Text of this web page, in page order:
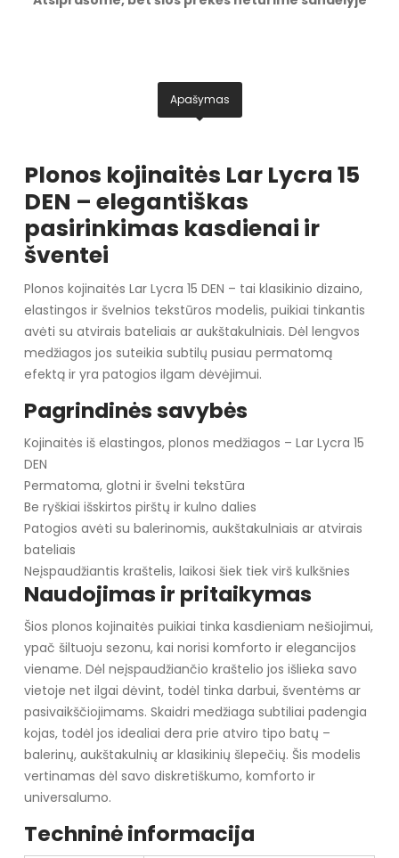
Apašymas
Plonos kojinaitės Lar Lycra 15
DEN – elegantiškas
pasirinkimas kasdienai ir
šventei
Plonos kojinaitės Lar Lycra 15 DEN – tai klasikinio dizaino,
elastingos ir švelnios tekstūros modelis, puikiai tinkantis
avėti su atvirais bateliais ar aukštakulniais. Dėl lengvos
medžiagos jos suteikia subtilų pusiau permatomą
efektą ir yra patogios ilgam dėvėjimui.
Pagrindinės savybės
Kojinaitės iš elastingos, plonos medžiagos – Lar Lycra 15
DEN
Permatoma, glotni ir švelni tekstūra
Be ryškiai išskirtos pirštų ir kulno dalies
Patogios avėti su balerinomis, aukštakulniais ar atvirais
bateliais
Neįspaudžiantis kraštelis, laikosi šiek tiek virš kulkšnies
Naudojimas ir pritaikymas
Šios plonos kojinaitės puikiai tinka kasdieniam nešiojimui,
ypač šiltuoju sezonu, kai norisi komforto ir elegancijos
viename. Dėl neįspaudžiančio kraštelio jos išlieka savo
vietoje net ilgai dėvint, todėl tinka darbui, šventėms ar
pasivaikščiojimams. Skaidri medžiaga subtiliai padengia
kojas, todėl jos idealiai dera prie atviro tipo batų –
balerinų, aukštakulnių ar klasikinių šlepečių. Šis modelis
vertinamas dėl savo diskretiškumo, komforto ir
universalumo.
Techninė informacija